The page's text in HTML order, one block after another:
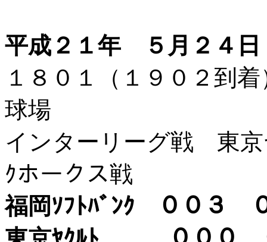
平成２１年 ５月２４日
１８０１（１９０２
球場
インターリーグ戦 東京
ｸホークス戦
福岡ｿﾌﾄﾊﾞﾝｸ ００